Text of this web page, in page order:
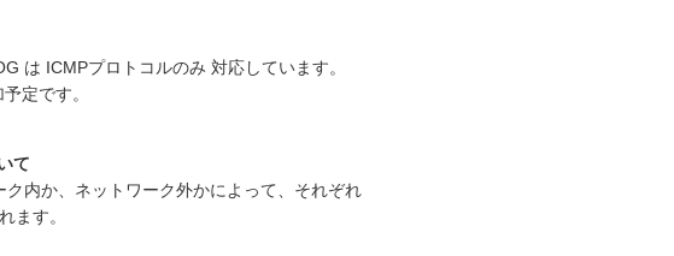
は ICMPプロトコルのみ 対応しています。
定です。
て
内か、ネットワーク外かによって、それぞれ
ます。